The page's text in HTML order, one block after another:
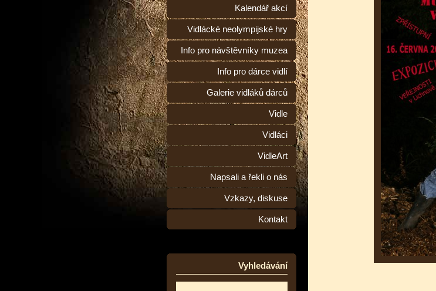
Kalendář akcí
Vidlácké neolympijské hry
Info pro návštěvníky muzea
Info pro dárce vidlí
Galerie vidláků dárců
Vidle
Vidláci
VidleArt
Napsali a řekli o nás
Vzkazy, diskuse
Kontakt
Vyhledávání